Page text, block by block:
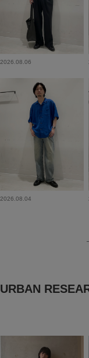
2026.08.06
2026.08.04
URBAN